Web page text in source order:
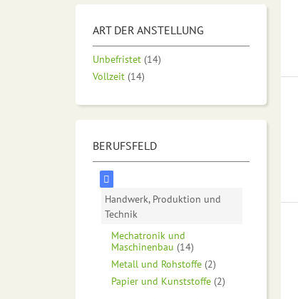
ART DER ANSTELLUNG
Unbefristet (14)
Vollzeit (14)
BERUFSFELD
Handwerk, Produktion und
Technik
Mechatronik und
Maschinenbau (14)
Metall und Rohstoffe (2)
Papier und Kunststoffe (2)